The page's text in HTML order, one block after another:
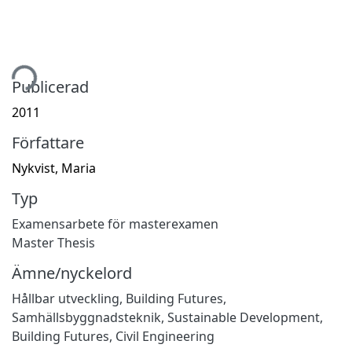
Publicerad
2011
Författare
Nykvist, Maria
Typ
Examensarbete för masterexamen
Master Thesis
Ämne/nyckelord
Hållbar utveckling, Building Futures,
Samhällsbyggnadsteknik, Sustainable Development,
Building Futures, Civil Engineering